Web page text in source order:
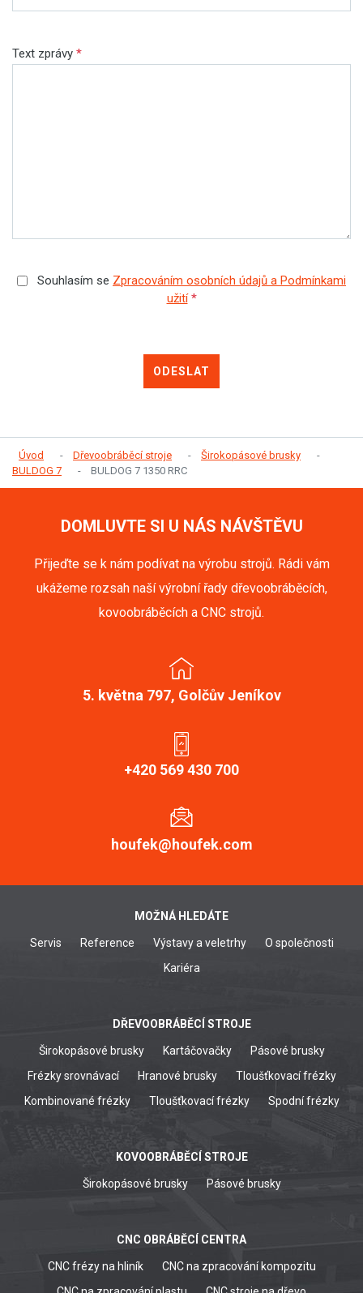
Text zprávy *
Souhlasím se Zpracováním osobních údajů a Podmínkami
užití *
ODESLAT
Úvod Dřevoobráběcí stroje
Širokopásové brusky
BULDOG 7
BULDOG 7 1350 RRC
DOMLUVTE SI U NÁS NÁVŠTĚVU
Přijeďte se k nám podívat na výrobu strojů. Rádi vám
ukážeme rozsah naší výrobní řady dřevoobráběcích,
kovoobráběcích a CNC strojů.
5. května 797, Golčův Jeníkov
+420 569 430 700
houfek@houfek.com
MOŽNÁ HLEDÁTE
Servis Reference Výstavy a veletrhy
O společnosti
Kariéra
DŘEVOOBRÁBĚCÍ STROJE
Širokopásové brusky Kartáčovačky
Pásové brusky
Frézky srovnávací
Hranové brusky
Tloušťkovací frézky
Kombinované frézky
Tloušťkovací frézky Spodní frézky
KOVOOBRÁBĚCÍ STROJE
Širokopásové brusky Pásové brusky
CNC OBRÁBĚCÍ CENTRA
CNC frézy na hliník
CNC na zpracování kompozitu